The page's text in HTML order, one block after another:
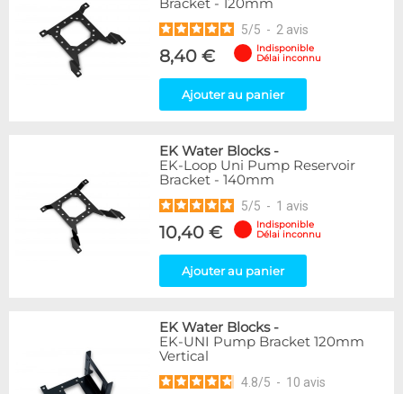
Bracket - 120mm
5/5 - 2 avis
8,40 €
Indisponible
Délai inconnu
Ajouter au panier
EK Water Blocks-
EK-Loop Uni Pump Reservoir
Bracket - 140mm
5/5 - 1 avis
10,40 €
Indisponible
Délai inconnu
Ajouter au panier
EK Water Blocks-
EK-UNI Pump Bracket 120mm
Vertical
4.8/5 - 10 avis